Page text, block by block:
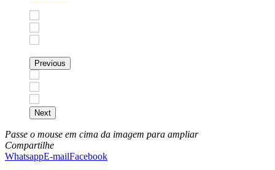
Previous
Next
Passe o mouse em cima da imagem para ampliar
Compartilhe
WhatsappE-mailFacebook